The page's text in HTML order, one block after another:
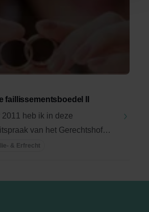
faillissementsboedel II
heb ik in deze
van het Gerechtshof
...
& Erfrecht